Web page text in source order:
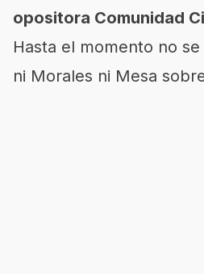
opositora Comunidad
Hasta el momento no
ni Morales ni Mesa